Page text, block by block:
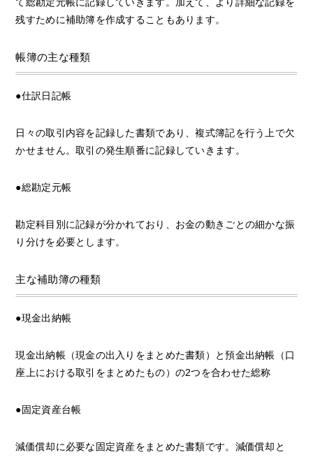
残すために補助簿を作成することもあります。
帳簿の主な種類
●仕訳日記帳
日々の取引内容を記録した書類であり、複式簿記を行う上で欠
かせません。取引の発生順番に記録していきます。
●総勘定元帳
勘定科目別に記録が分かれており、お金の動きごとの細かな振
り分けを必要とします。
主な補助簿の種類
●現金出納帳
現金出納帳（現金の出入りをまとめた書類）と預金出納帳（口
座上における取引をまとめたもの）の2つを合わせた総称
●固定資産台帳
減価償却に必要な固定資産をまとめた書類です。減価償却と